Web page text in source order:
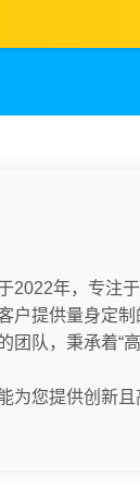
2022年，专注
户提供量身定制
团队，秉承着“
为您提供创新